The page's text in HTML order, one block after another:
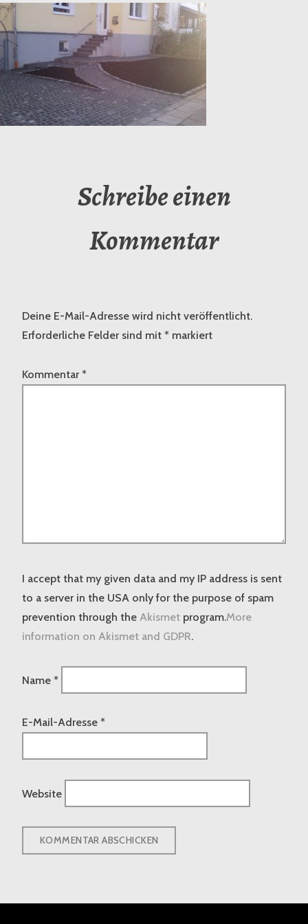
Schreibe einen
Kommentar
Deine E-Mail-Adresse wird nicht veröffentlicht.
Erforderliche Felder sind mit * markiert
Kommentar *
I accept that my given data and my IP address is sent
to a server in the USA only for the purpose of spam
prevention through the Akismet program.More
information on Akismet and GDPR.
Name *
E-Mail-Adresse *
Website